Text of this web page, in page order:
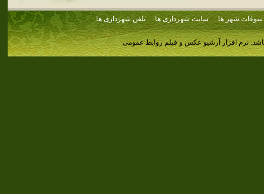
سوغات شهر ها سایت شهرداری ها تلفن شهرداری ها
نرم افزار آرشیو عکس و فیلم روابط عمومی